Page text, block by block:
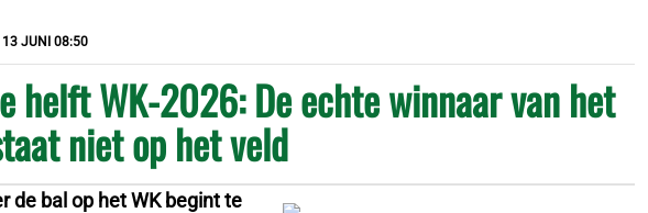
13 JUNI 08:50
helft WK-2026: De echte winnaar van het
niet op het veld
de bal op het WK begint te